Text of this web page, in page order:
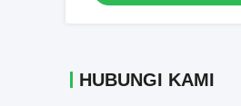
HUBUNGI KAMI